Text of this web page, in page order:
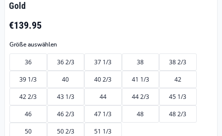
Gold
€139.95
Größe auswählen
36 36 2/3 37 1/3 38 38 2/3
39 1/3 40 40 2/3 41 1/3 42
42 2/3 43 1/3 44 44 2/3 45 1/3
46 46 2/3 47 1/3 48 48 2/3
50 50 2/3 51 1/3